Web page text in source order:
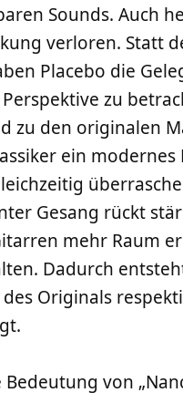
Sounds. Auch
verloren. Statt
Placebo die
zu
zu den originalen
ein
Gesang rückt
mehr Raum
Dadurch
Originals
von